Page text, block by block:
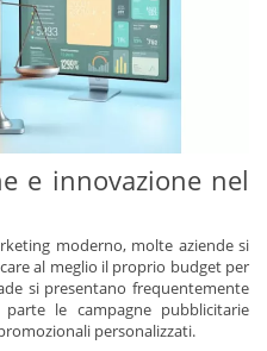
e innovazione nel
moderno, molte aziende si
al meglio il proprio budget per
si presentano frequentemente
le campagne pubblicitarie
personalizzati.